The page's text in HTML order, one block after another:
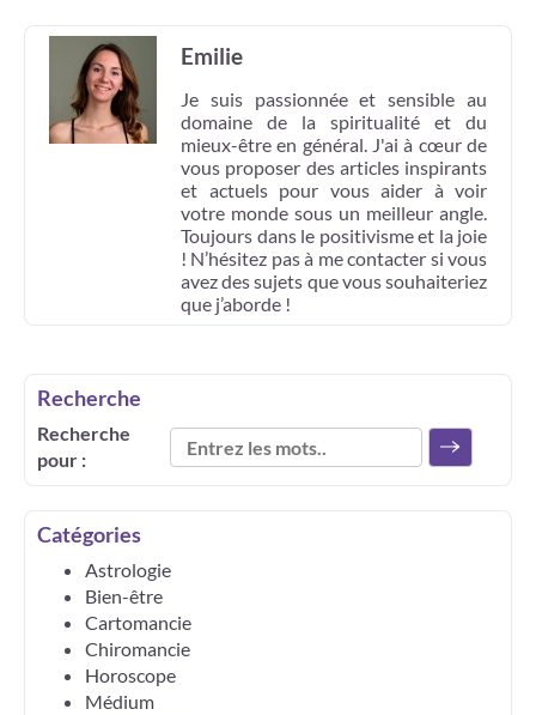
Emilie
Je suis passionnée et sensible au
domaine de la spiritualité et du
mieux-être en général. J'ai à cœur de
vous proposer des articles inspirants
et actuels pour vous aider à voir
votre monde sous un meilleur angle.
Toujours dans le positivisme et la joie
! N’hésitez pas à me contacter si vous
avez des sujets que vous souhaiteriez
que j’aborde !
Recherche
Recherche
pour :
Catégories
Astrologie
Bien-être
Cartomancie
Chiromancie
Horoscope
Médium